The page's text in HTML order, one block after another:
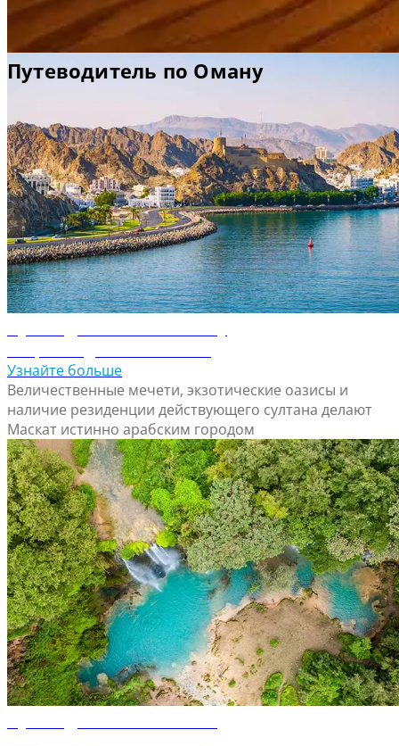
Путеводитель по Оману
полюбоваться водопадами, пещерами, озерами и горами. А в
музее Салалы можно узнать больше о роли, которую играет
город в парфюмерной промышленности.
Узнайте больше
Величественные мечети, экзотические оазисы и
наличие резиденции действующего султана делают
Маскат истинно арабским городом